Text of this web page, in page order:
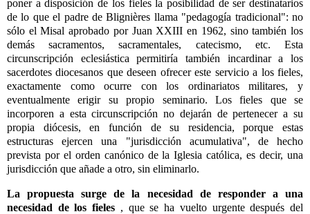
poner a disposición de los fieles la posibilidad de ser destinatarios
de lo que el padre de Blignières llama "pedagogía tradicional": no
sólo el Misal aprobado por Juan XXIII en 1962, sino también los
demás sacramentos, sacramentales, catecismo, etc. Esta
circunscripción eclesiástica permitiría también incardinar a los
sacerdotes diocesanos que deseen ofrecer este servicio a los fieles,
exactamente como ocurre con los ordinariatos militares, y
eventualmente erigir su propio seminario. Los fieles que se
incorporen a esta circunscripción no dejarán de pertenecer a su
propia diócesis, en función de su residencia, porque estas
estructuras ejercen una "jurisdicción acumulativa", de hecho
prevista por el orden canónico de la Iglesia católica, es decir, una
jurisdicción que añade a otro, sin eliminarlo.
La propuesta surge de la necesidad de responder a una
necesidad de los fieles , que se ha vuelto urgente después del